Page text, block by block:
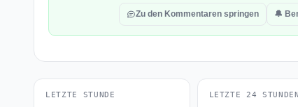
Zu den Kommentaren springen 🔔
LETZTE STUNDE LETZTE 24 STUNDEN